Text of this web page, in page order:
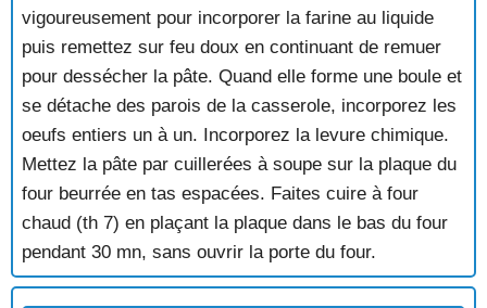
vigoureusement pour incorporer la farine au liquide
puis remettez sur feu doux en continuant de remuer
pour dessécher la pâte. Quand elle forme une boule et
se détache des parois de la casserole, incorporez les
oeufs entiers un à un. Incorporez la levure chimique.
Mettez la pâte par cuillerées à soupe sur la plaque du
four beurrée en tas espacées. Faites cuire à four
chaud (th 7) en plaçant la plaque dans le bas du four
pendant 30 mn, sans ouvrir la porte du four.